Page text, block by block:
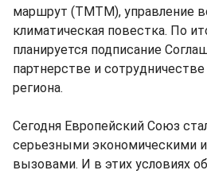
маршрут (ТМТМ), управление
климатическая повестка. По
планируется подписание
партнерстве и
региона.
Сегодня Европейский Союз
серьезными экономическими
вызовами. И в этих условиях